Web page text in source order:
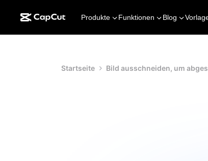
Produkte Funktionen Blog
Startseite Bild ausschneiden, um